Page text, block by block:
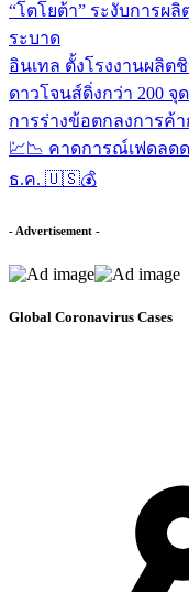
“โตโยต้า” ระงับการผ
ระบาด
อินเทล ตั้งโรงงานผลิต
ดาวโจนส์ดิ่งกว่า 200
การร่างข้อตกลงการค้
💹📉 คาดการณ์เฟดลด
ธ.ค. 🇺🇸💰
- Advertisement -
Global Coronavirus Cases